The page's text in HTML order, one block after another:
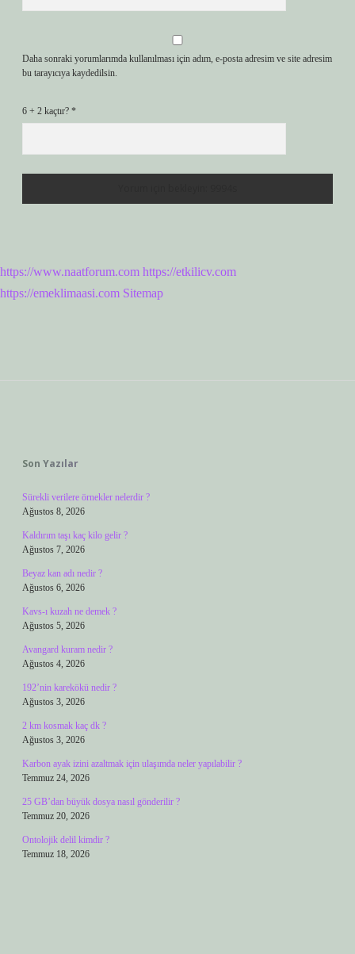
Daha sonraki yorumlarımda kullanılması için adım, e-posta adresim ve site adresim
bu tarayıcıya kaydedilsin.
6 + 2 kaçtır? *
https://www.naatforum.com https://etkilicv.com
https://emeklimaasi.com Sitemap
Son Yazılar
Sürekli verilere örnekler nelerdir ?
Ağustos 8, 2026
Kaldırım taşı kaç kilo gelir ?
Ağustos 7, 2026
Beyaz kan adı nedir ?
Ağustos 6, 2026
Kavs-ı kuzah ne demek ?
Ağustos 5, 2026
Avangard kuram nedir ?
Ağustos 4, 2026
192’nin karekökü nedir ?
Ağustos 3, 2026
2 km kosmak kaç dk ?
Ağustos 3, 2026
Karbon ayak izini azaltmak için ulaşımda neler yapılabilir ?
Temmuz 24, 2026
25 GB’dan büyük dosya nasıl gönderilir ?
Temmuz 20, 2026
Ontolojik delil kimdir ?
Temmuz 18, 2026